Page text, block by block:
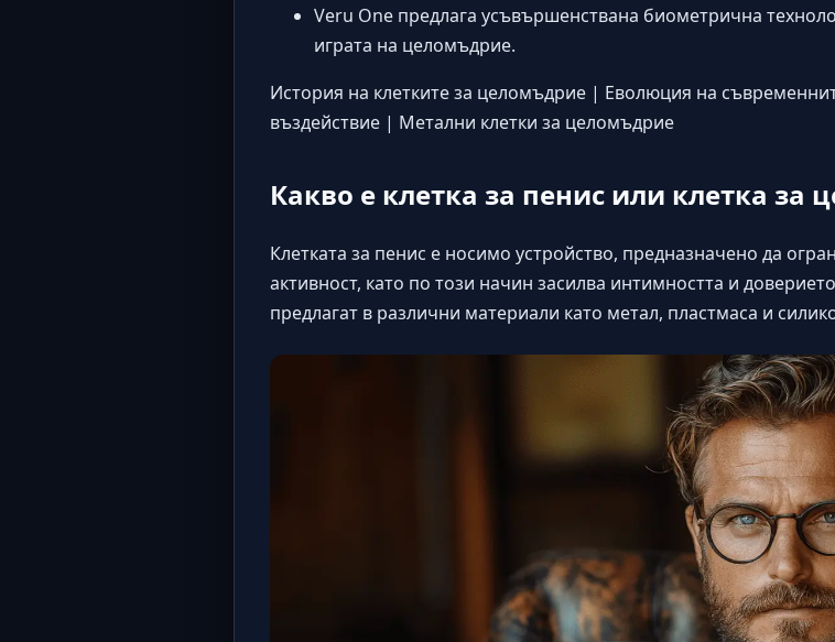
Veru One предлага усъвършенствана биометрична
играта на целомъдрие.
История на клетките за целомъдрие | Еволюция на
въздействие | Метални клетки за целомъдрие
Какво е клетка за пенис или клетка за
Клетката за пенис е носимо устройство, предназначено да
активност, като по този начин засилва интимността и
предлагат в различни материали като метал, пластмаса и